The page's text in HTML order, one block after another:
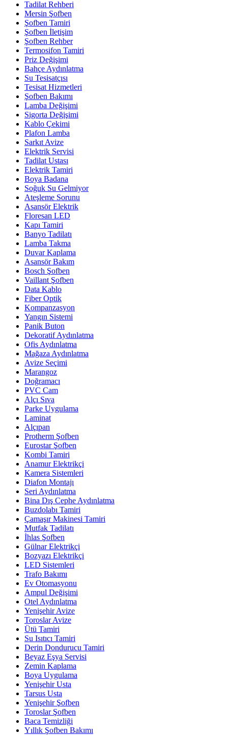
Tadilat Rehberi
Mersin Şofben
Şofben Tamiri
Şofben İletişim
Şofben Rehber
Termosifon Tamiri
Priz Değişimi
Bahçe Aydınlatma
Su Tesisatçısı
Tesisat Hizmetleri
Şofben Bakımı
Lamba Değişimi
Sigorta Değişimi
Kablo Çekimi
Plafon Lamba
Sarkıt Avize
Elektrik Servisi
Tadilat Ustası
Elektrik Tamiri
Boya Badana
Soğuk Su Gelmiyor
Ateşleme Sorunu
Asansör Elektrik
Floresan LED
Kapı Tamiri
Banyo Tadilatı
Lamba Takma
Duvar Kaplama
Asansör Bakım
Bosch Şofben
Vaillant Şofben
Data Kablo
Fiber Optik
Kompanzasyon
Yangın Sistemi
Panik Buton
Dekoratif Aydınlatma
Ofis Aydınlatma
Mağaza Aydınlatma
Avize Seçimi
Marangoz
Doğramacı
PVC Cam
Alçı Sıva
Parke Uygulama
Laminat
Alçıpan
Protherm Şofben
Eurostar Şofben
Kombi Tamiri
Anamur Elektrikçi
Kamera Sistemleri
Diafon Montajı
Seri Aydınlatma
Bina Dış Cephe Aydınlatma
Buzdolabı Tamiri
Çamaşır Makinesi Tamiri
Mutfak Tadilatı
İhlas Şofben
Gülnar Elektrikçi
Bozyazı Elektrikçi
LED Sistemleri
Trafo Bakımı
Ev Otomasyonu
Ampul Değişimi
Otel Aydınlatma
Yenişehir Avize
Toroslar Avize
Ütü Tamiri
Su Isıtıcı Tamiri
Derin Dondurucu Tamiri
Beyaz Eşya Servisi
Zemin Kaplama
Boya Uygulama
Yenişehir Usta
Tarsus Usta
Yenişehir Şofben
Toroslar Şofben
Baca Temizliği
Yıllık Şofben Bakımı